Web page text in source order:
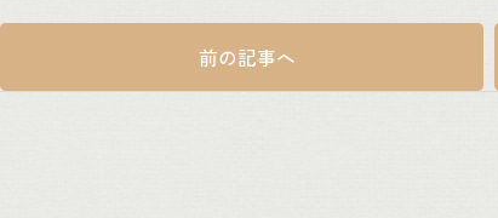
前の記事へ